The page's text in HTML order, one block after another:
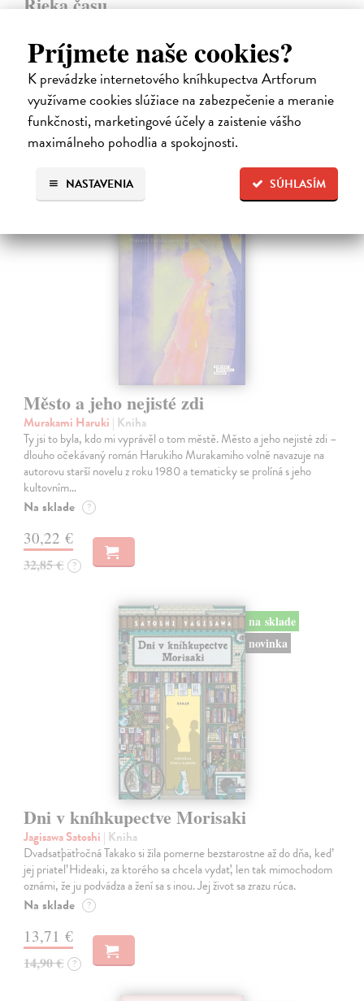
Príjmete naše cookies?
K prevádzke internetového kníhkupectva Artforum
využívame cookies slúžiace na zabezpečenie a meranie
funkčnosti, marketingové účely a zaistenie vášho
maximálneho pohodlia a spokojnosti.
SÚHLASÍM
NASTAVENIA
Pascal Mercier bol vždy majstrom filozofického rozprávania. Romány
Nočný vlak do Lisabonu či Váha slov podnietili milióny čitateľov k
zamysleniu sa nad veľkými témami, ako sú identita, sloboda, čas či…
Na sklade
12,30 €
12,95 € ?
na sklade
Město a jeho nejisté zdi
Murakami Haruki | Kniha
Ty jsi to byla, kdo mi vyprávěl o tom městě. Město a jeho nejisté zdi –
dlouho očekávaný román Harukiho Murakamiho volně navazuje na
autorovu starší novelu z roku 1980 a tematicky se prolíná s jeho
kultovním…
Na sklade ?
30,22 €
32,85 € ?
na sklade
novinka
Dni v kníhkupectve Morisaki
Jagisawa Satoshi | Kniha
Dvadsaťpäťročná Takako si žila pomerne bezstarostne až do dňa, keď
jej priateľ Hideaki, za ktorého sa chcela vydať, len tak mimochodom
oznámi, že ju podvádza a žení sa s inou. Jej život sa zrazu rúca.
Na sklade ?
13,71 €
14,90 € ?